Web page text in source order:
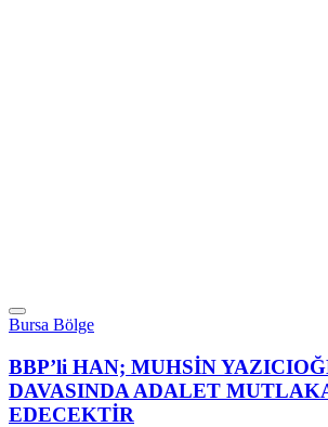
Bursa Bölge
BBP’li HAN; MUHSİN
DAVASINDA ADALET
EDECEKTİR